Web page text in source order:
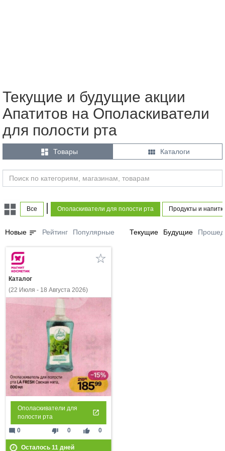
Текущие и будущие акции
Апатитов на Ополаскиватели
для полости рта
 Товары  Каталоги
Все Ополаскиватели для полости рта Продукты и
Новые sort Рейтинг Популярные Текущие Будущие
Каталог
(22 Июля - 18 Августа 2026)
Ополаскиватели для
полости рта
thumb_down 0 thumb_up 0
mode_comment 0
Осталось 11дней